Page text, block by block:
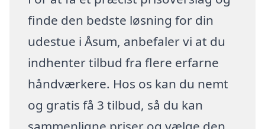
finde den bedste løsning for din
udestue i Åsum, anbefaler vi at du
indhenter tilbud fra flere erfarne
håndværkere. Hos os kan du nemt
og gratis få 3 tilbud, så du kan